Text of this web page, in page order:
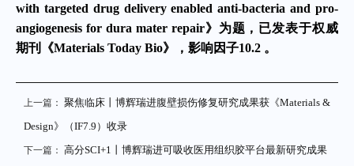
with targeted drug delivery enabled anti-bacteria and pro-
angiogenesis for dura mater repair》为题，已发表于权威
期刊《Materials Today Bio》，影响因子10.2 。
上一篇： 聚焦临床丨博辉瑞进腹壁损伤修复研究成果获《Materials &
Design》（IF7.9）收录
下一篇： 高分SCI+1丨博辉瑞进可吸收医用组织胶平台最新研究成果